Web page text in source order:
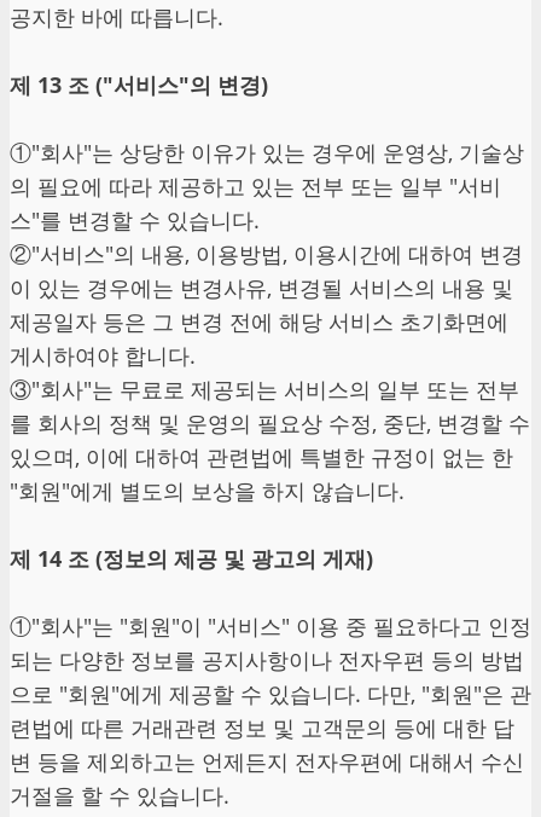
공지한 바에 따릅니다.
제 13 조 ("서비스"의 변경)
①"회사"는 상당한 이유가 있는 경우에 운영상, 기술상
의 필요에 따라 제공하고 있는 전부 또는 일부 "서비
스"를 변경할 수 있습니다.
②"서비스"의 내용, 이용방법, 이용시간에 대하여 변경
이 있는 경우에는 변경사유, 변경될 서비스의 내용 및
제공일자 등은 그 변경 전에 해당 서비스 초기화면에
게시하여야 합니다.
③"회사"는 무료로 제공되는 서비스의 일부 또는 전부
를 회사의 정책 및 운영의 필요상 수정, 중단, 변경할 수
있으며, 이에 대하여 관련법에 특별한 규정이 없는 한
"회원"에게 별도의 보상을 하지 않습니다.
제 14 조 (정보의 제공 및 광고의 게재)
①"회사"는 "회원"이 "서비스" 이용 중 필요하다고 인정
되는 다양한 정보를 공지사항이나 전자우편 등의 방법
으로 "회원"에게 제공할 수 있습니다. 다만, "회원"은 관
련법에 따른 거래관련 정보 및 고객문의 등에 대한 답
변 등을 제외하고는 언제든지 전자우편에 대해서 수신
거절을 할 수 있습니다.